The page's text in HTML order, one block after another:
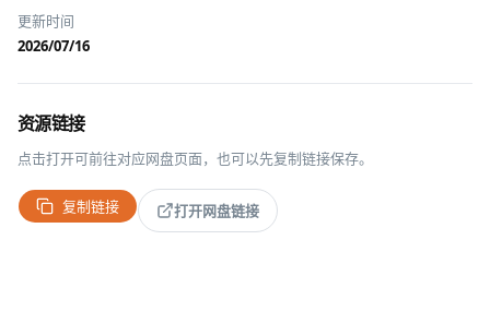
更新时间
2026/07/16
资源链接
点击打开可前往对应网盘页面，也可以先复制链接保存。
复制链接 打开网盘链接